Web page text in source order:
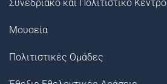
Συνεδριακό και Πολιτιστικό Κέντρο
Μουσεία
Πολιτιστικές Ομάδες